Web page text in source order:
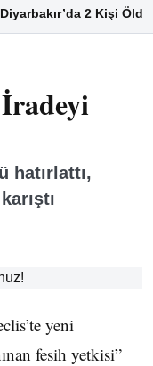
Diyarbakır’da 2 Kişi Öldü
hatırlattı,
yeni
fesih yetkisi”